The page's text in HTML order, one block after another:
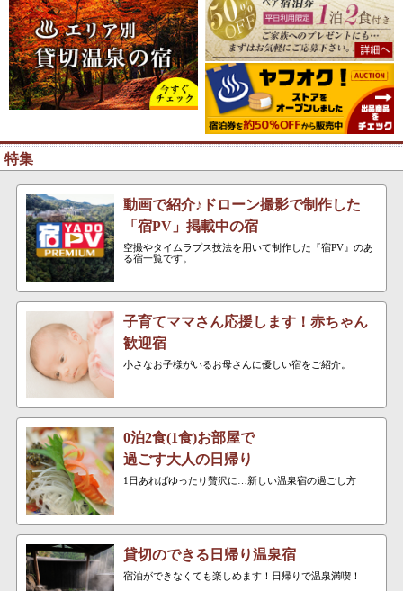
特集
動画で紹介♪ドローン撮影で制作した
「宿PV」掲載中の宿
空撮やタイムラプス技法を用いて制作した『宿PV』のあ
る宿一覧です。
子育てママさん応援します！赤ちゃん
歓迎宿
小さなお子様がいるお母さんに優しい宿をご紹介。
0泊2食(1食)お部屋で
過ごす大人の日帰り
1日あればゆったり贅沢に…新しい温泉宿の過ごし方
貸切のできる日帰り温泉宿
宿泊ができなくても楽しめます！日帰りで温泉満喫！